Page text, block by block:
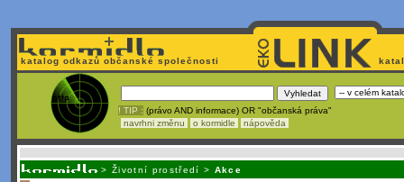
katalog odkazů občanské společnosti
! TIP : (právo AND informace) OR "občanská práva"
navrhni změnu
o kormidle nápověda
> Životní prostředí > Akce